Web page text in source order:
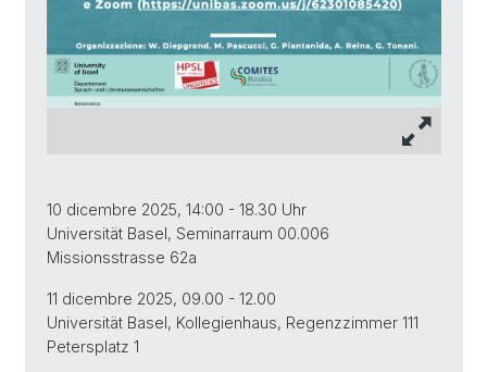
10 dicembre 2025, 14:00 - 18.30 Uhr
Universität Basel, Seminarraum 00.006
Missionsstrasse 62a
11 dicembre 2025, 09.00 - 12.00
Universität Basel, Kollegienhaus, Regenzzimmer 111
Petersplatz 1